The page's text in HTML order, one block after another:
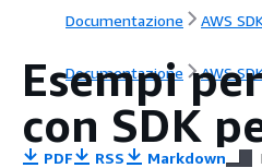
Documentazione AWS
Documentazione AWS
Esempi
con SDK
PDF RSS Markdown